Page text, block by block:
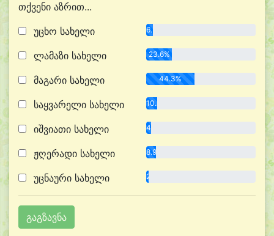
თქვენი აზრით...
უცხო სახელი
6.3%
ლამაზი სახელი 23.6%
მაგარი სახელი 44.3%
საყვარელი სახელი 10.3%
იშვიათი სახელი 4.2%
ჟღერადი სახელი 8.9%
უცნაური სახელი 2.4%